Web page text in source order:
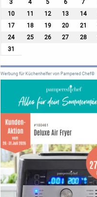
3
4 5 6 7
10
11 12 13 14
17
18 19 20 21
24
25 26 27 28
31
Werbung für Küchenhelfer von Pampered Chef®